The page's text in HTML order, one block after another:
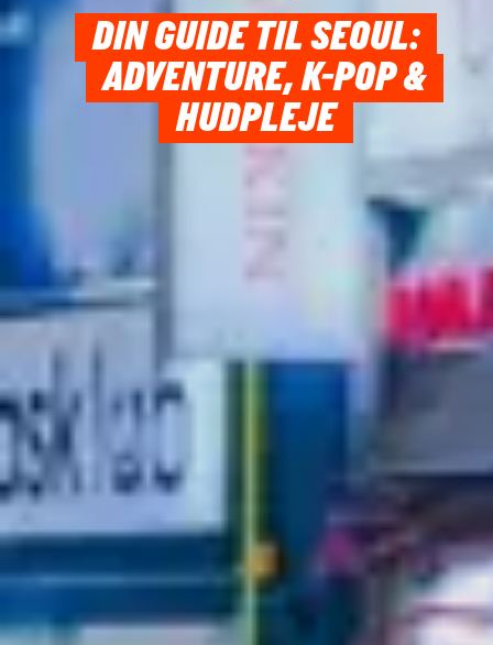
DIN GUIDE TIL SEOUL:
ADVENTURE, K-POP &
HUDPLEJE